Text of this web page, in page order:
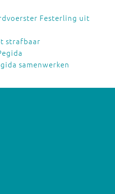
Festerling uit
strafbaar
samenwerken